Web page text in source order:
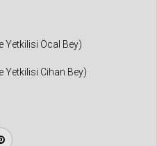
Yetkilisi Öcal Bey)
Yetkilisi Cihan Bey)